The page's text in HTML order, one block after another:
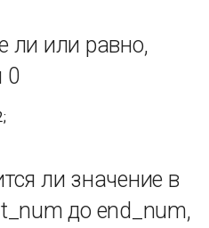
ли или равно,
0
ли значение в
до end_num,